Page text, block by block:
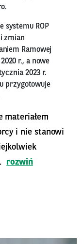
systemu ROP
zmian
Ramowej
r., a nowe
2023 r.
przygotowuje
materiałem
i nie stanowi
rozwiń